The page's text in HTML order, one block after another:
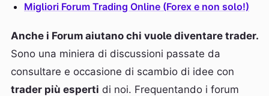
Migliori Forum Trading Online (Forex e non solo!)
Anche i Forum aiutano chi vuole diventare trader.
Sono una miniera di discussioni passate da
consultare e occasione di scambio di idee con
trader più esperti di noi. Frequentando i forum